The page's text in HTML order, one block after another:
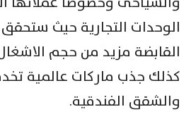
الوحدات التجارية حيث
القابضة مزيد من حجم
كذلك جذب ماركات عالمية
والشقق الفندقية.